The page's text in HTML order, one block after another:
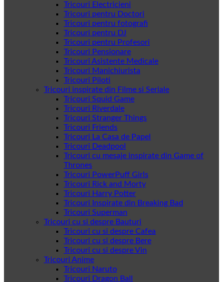
Tricouri Electricieni
Tricouri pentru Doctori
Tricouri pentru fotografi
Tricouri pentru DJ
Tricouri pentru Profesori
Tricouri Pensionare
Tricouri Asistente Medicale
Tricouri Manichiurista
Tricouri Piloti
Tricouri inspirate din Filme si Seriale
Tricouri Squid Game
Tricouri Riverdale
Tricouri Stranger Things
Tricouri Friends
Tricouri La Casa de Papel
Tricouri Deadpool
Tricouri cu mesaje inspirate din Game of
Thrones
Tricouri PowerPuff Girls
Tricouri Rick and Morty
Tricouri Harry Potter
Tricouri Inspirate din Breaking Bad
Tricouri Superman
Tricouri cu si despre Bauturi
Tricouri cu si despre Cafea
Tricouri cu si despre Bere
Tricouri cu si despre Vin
Tricouri Anime
Tricouri Naruto
Tricouri Dragon Ball